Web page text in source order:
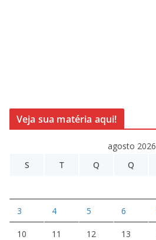
Veja sua matéria aqui!
agosto 2026
S
T Q Q
3 4 5 6
10 11 12 13